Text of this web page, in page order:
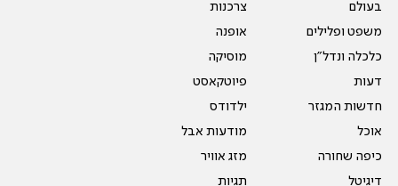
בעולם
משפט ופלילים
כלכלה ונדל"ן
דעות
חדשות המגזר
אוכל
כיפה שחורה
דיגיטל
צרכנות
אופנה
מוסיקה
פיוטקאסט
ילדודס
מודעות אבל
מזג אוויר
תגיות